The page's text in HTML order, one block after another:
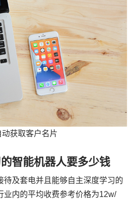
动获取客户名片
智能机器人要多少钱
待及套电并且能够自主深度学习的
业内的平均收费参考价格为12w/